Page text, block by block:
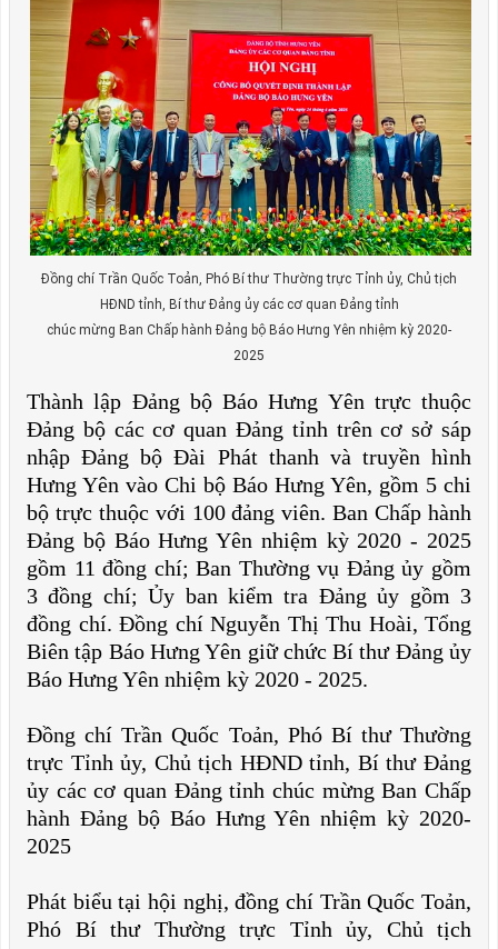
Đồng chí Trần Quốc Toản, Phó Bí thư Thường trực Tỉnh ủy, Chủ tịch
HĐND tỉnh, Bí thư Đảng ủy các cơ quan Đảng tỉnh
chúc mừng Ban Chấp hành Đảng bộ Báo Hưng Yên nhiệm kỳ 2020-
2025
Thành lập Đảng bộ Báo Hưng Yên trực thuộc
Đảng bộ các cơ quan Đảng tỉnh trên cơ sở sáp
nhập Đảng bộ Đài Phát thanh và truyền hình
Hưng Yên vào Chi bộ Báo Hưng Yên, gồm 5 chi
bộ trực thuộc với 100 đảng viên.Ban Chấp hành
Đảng bộ Báo Hưng Yên nhiệm kỳ 2020 - 2025
gồm 11 đồng chí; Ban Thường vụ Đảng ủy gồm
3 đồng chí; Ủy ban kiểm tra Đảng ủy gồm 3
đồng chí. Đồng chí Nguyễn Thị Thu Hoài, Tổng
Biên tập Báo Hưng Yên giữ chức Bí thư Đảng ủy
Báo Hưng Yên nhiệm kỳ 2020 - 2025.
Đồng chí Trần Quốc Toản, Phó Bí thư Thường
trực Tỉnh ủy, Chủ tịch HĐND tỉnh, Bí thư Đảng
ủy các cơ quan Đảng tỉnh chúc mừng Ban Chấp
hành Đảng bộ Báo Hưng Yên nhiệm kỳ 2020-
2025
Phát biểu tại hội nghị, đồng chí Trần Quốc Toản,
Phó Bí thư Thường trực Tỉnh ủy, Chủ tịch